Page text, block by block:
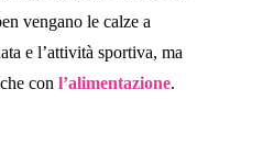
vengano le calze a
e l’attività sportiva, ma
con l’alimentazione.